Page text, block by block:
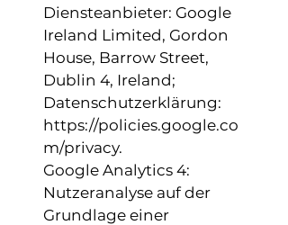
Diensteanbieter: Google
Ireland Limited, Gordon
House, Barrow Street,
Dublin 4, Ireland;
Datenschutzerklärung:
https://policies.google.co
m/privacy.
Google Analytics 4:
Nutzeranalyse auf der
Grundlage einer